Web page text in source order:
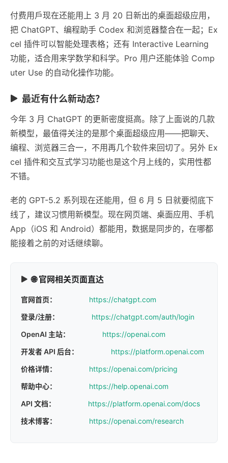
付费用戶现在还能用上 3 月 20 日新出的桌面超级应用，
把 ChatGPT、编程助手 Codex 和浏览器整合在一起；Ex
cel 插件可以智能处理表格；还有 Interactive Learning
功能，适合用来学数学和科学。Pro 用户还能体验 Comp
uter Use 的自动化操作功能。
最近有什么新动态？
今年 3 月 ChatGPT 的更新密度挺高。除了上面说的几款
新模型，最值得关注的是那个桌面超级应用——把聊天、
编程、浏览器三合一，不用再几个软件来回切了。另外 Ex
cel 插件和交互式学习功能也是这个月上线的，实用性都
不错。
老的 GPT-5.2 系列现在还能用，但 6 月 5 日就要彻底下
线了，建议习惯用新模型。现在网页端、桌面应用、手机
App（iOS 和 Android）都能用，数据是同步的，在哪都
能接着之前的对话继续聊。
🌐 官网相关页面直达
官网首页：
https://chatgpt.com
登录/注册：
https://chatgpt.com/auth/login
OpenAI 主站：
https://openai.com
开发者 API 后台：
https://platform.openai.com
价格详情：
https://openai.com/pricing
帮助中心：
https://help.openai.com
API 文档：
https://platform.openai.com/docs
技术博客：
https://openai.com/research